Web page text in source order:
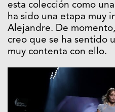
esta colección como
ha sido una etapa muy
Alejandre. De
creo que se ha sentido
muy contenta con ello.